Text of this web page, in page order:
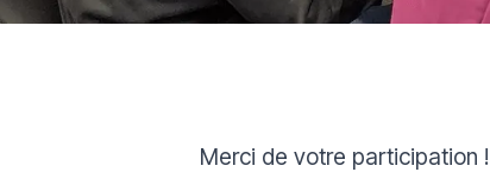
Merci de votre participation !